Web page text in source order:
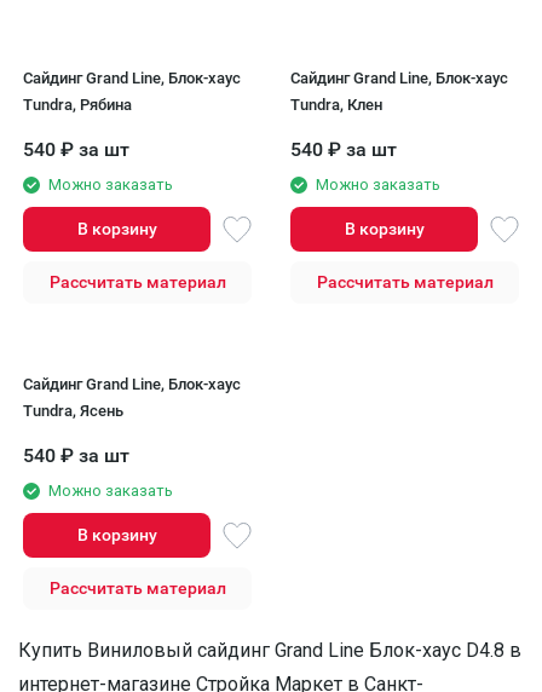
Сайдинг Grand Line, Блок-хаус
Tundra, Рябина
540 ₽ за шт
Можно заказать
В корзину
Рассчитать материал
Сайдинг Grand Line, Блок-хаус
Tundra, Клен
540 ₽ за шт
Можно заказать
В корзину
Рассчитать материал
Сайдинг Grand Line, Блок-хаус
Tundra, Ясень
540 ₽ за шт
Можно заказать
В корзину
Рассчитать материал
Купить Виниловый сайдинг Grand Line Блок-хаус D4.8 в
интернет-магазине Стройка Маркет в Санкт-